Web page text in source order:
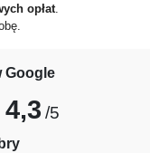
opłat
Google
4,3 /5